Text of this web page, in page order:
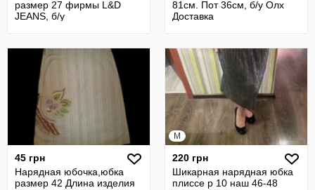
размер 27 фирмы L&D
JEANS, б/у
81см. Пот 36см, б/у Олх
Доставка
45 грн
Нарядная юбочка,юбка
размер 42 Длина изделия
M
220 грн
Шикарная нарядная юбка
плиссе р 10 наш 46-48